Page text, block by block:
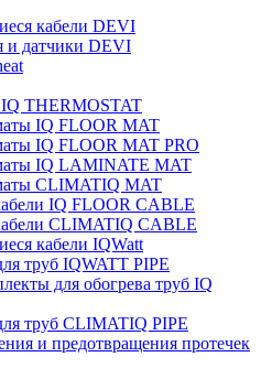
кабели DEVI
и датчики DEVI
IQ THERMOSTAT
IQ FLOOR MAT
IQ FLOOR MAT PRO
IQ LAMINATE MAT
CLIMATIQ MAT
IQ FLOOR CABLE
CLIMATIQ CABLE
кабели IQWatt
труб IQWATT PIPE
для обогрева труб IQ
труб CLIMATIQ PIPE
и предотвращения протечек